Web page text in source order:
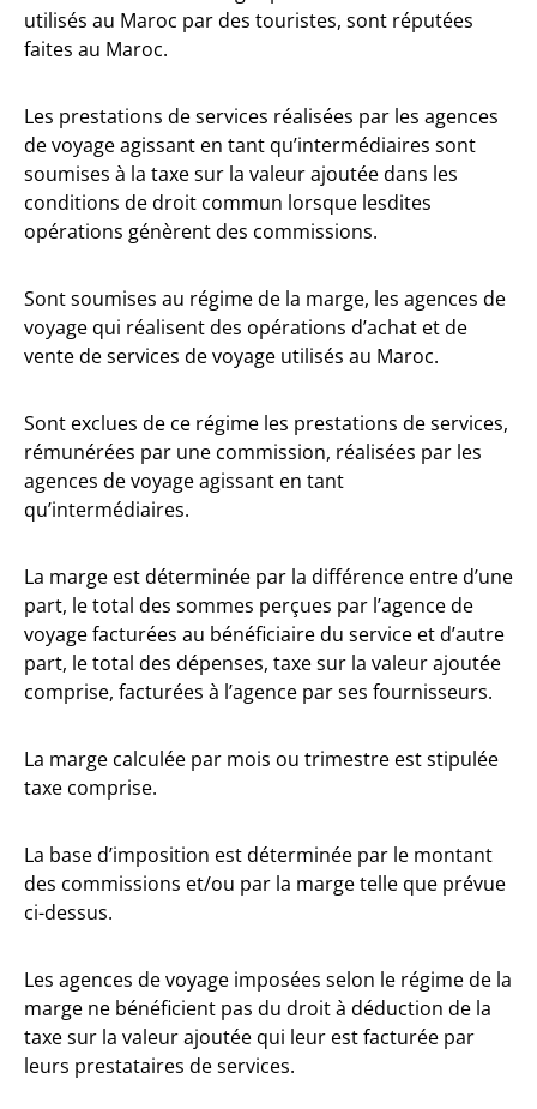
utilisés au Maroc par des touristes, sont réputées
faites au Maroc.
Les prestations de services réalisées par les agences
de voyage agissant en tant qu’intermédiaires sont
soumises à la taxe sur la valeur ajoutée dans les
conditions de droit commun lorsque lesdites
opérations génèrent des commissions.
Sont soumises au régime de la marge, les agences de
voyage qui réalisent des opérations d’achat et de
vente de services de voyage utilisés au Maroc.
Sont exclues de ce régime les prestations de services,
rémunérées par une commission, réalisées par les
agences de voyage agissant en tant
qu’intermédiaires.
La marge est déterminée par la différence entre d’une
part, le total des sommes perçues par l’agence de
voyage facturées au bénéficiaire du service et d’autre
part, le total des dépenses, taxe sur la valeur ajoutée
comprise, facturées à l’agence par ses fournisseurs.
La marge calculée par mois ou trimestre est stipulée
taxe comprise.
La base d’imposition est déterminée par le montant
des commissions et/ou par la marge telle que prévue
ci-dessus.
Les agences de voyage imposées selon le régime de la
marge ne bénéficient pas du droit à déduction de la
taxe sur la valeur ajoutée qui leur est facturée par
leurs prestataires de services.